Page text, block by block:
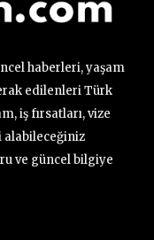
haberleri, yaşam
edilenleri Türk
iş fırsatları, vize
alabileceğiniz
ve güncel bilgiye